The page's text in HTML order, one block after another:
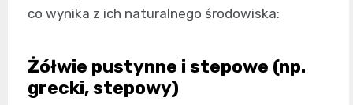
co wynika z ich naturalnego środowiska:
Żółwie pustynne i stepowe (np.
grecki, stepowy)